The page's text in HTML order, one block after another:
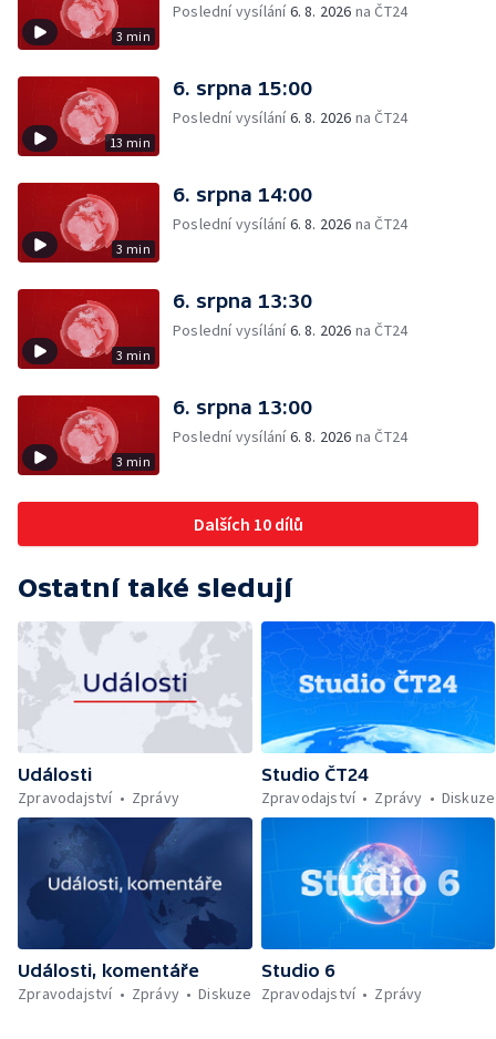
3 min
Poslední vysílání6. 8. 2026 na ČT24
13 min
6. srpna 15:00
Poslední vysílání6. 8. 2026 na ČT24
3 min
6. srpna 14:00
Poslední vysílání6. 8. 2026 na ČT24
3 min
6. srpna 13:30
Poslední vysílání6. 8. 2026 na ČT24
3 min
6. srpna 13:00
Poslední vysílání6. 8. 2026 na ČT24
Dalších 10 dílů
Ostatní také sledují
Události
Zpravodajství
Zprávy
Studio ČT24
Zpravodajství
Zprávy Diskuze
Události, komentáře
Zpravodajství
Zprávy Diskuze
Studio 6
Zpravodajství
Zprávy